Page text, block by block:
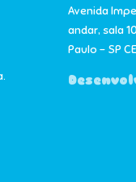
Avenida
andar, sala
Paulo – SP